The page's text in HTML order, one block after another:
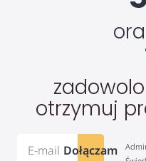
otrzymuj
Dołączam